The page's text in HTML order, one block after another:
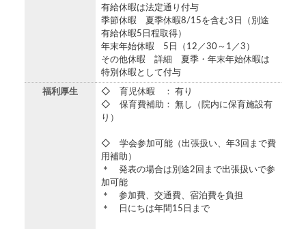
有給休暇は法定通り付与
季節休暇 夏季休暇8/15を含む3日（別途
有給休暇5日程取得）
年末年始休暇 5日（12／30～1／3）
その他休暇 詳細 夏季・年末年始休暇は
特別休暇として付与
福利厚生
◇ 育児休暇 ： 有り
◇ 保育費補助： 無し（院内に保育施設有
り）
◇ 学会参加可能（出張扱い、年3回まで費
用補助）
＊ 発表の場合は別途2回まで出張扱いで参
加可能
＊ 参加費、交通費、宿泊費を負担
＊ 日にちは年間15日まで